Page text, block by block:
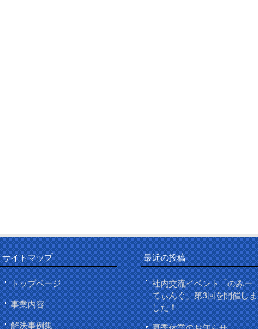
サイトマップ
トップページ
事業内容
解決事例集
最近の投稿
社内交流イベント「のみー
てぃんぐ」第3回を開催しま
した！